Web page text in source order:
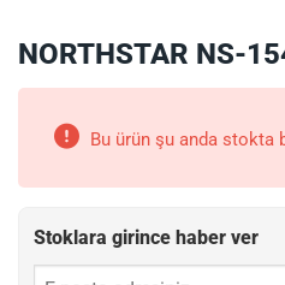
NORTHSTAR NS-
Bu ürün şu anda stokta
Stoklara girince haber ver